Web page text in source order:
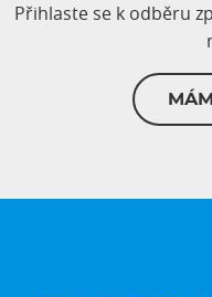
Přihlaste se k odběru